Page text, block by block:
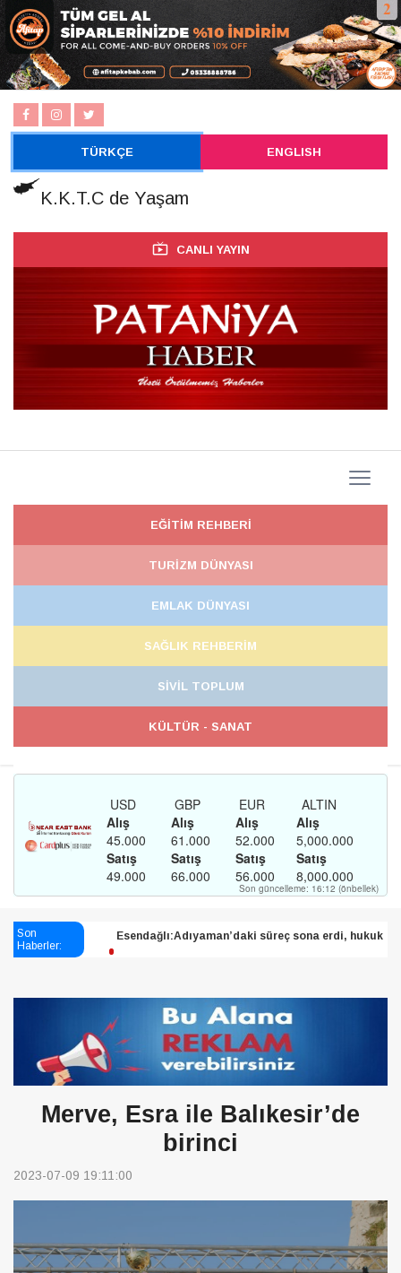
TÜRKÇE ENGLISH
K.K.T.C de Yaşam
CANLI YAYIN
EĞİTİM REHBERİ
TURİZM DÜNYASI
EMLAK DÜNYASI
SAĞLIK REHBERİM
SİVİL TOPLUM
KÜLTÜR - SANAT
Son
Haberler:
Esendağlı:Adıyaman’daki süreç sona erdi, hukuk
Şampiyon Melekleri Yaşatma
Derneği:Vicdanlarınız tutsak, kalemleriniz esir
Merve, Esra ile Balıkesir’de
birinci
2023-07-09 19:11:00